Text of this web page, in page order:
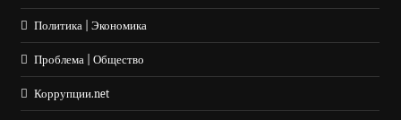
Политика | Экономика
Проблема | Общество
Коррупции.net